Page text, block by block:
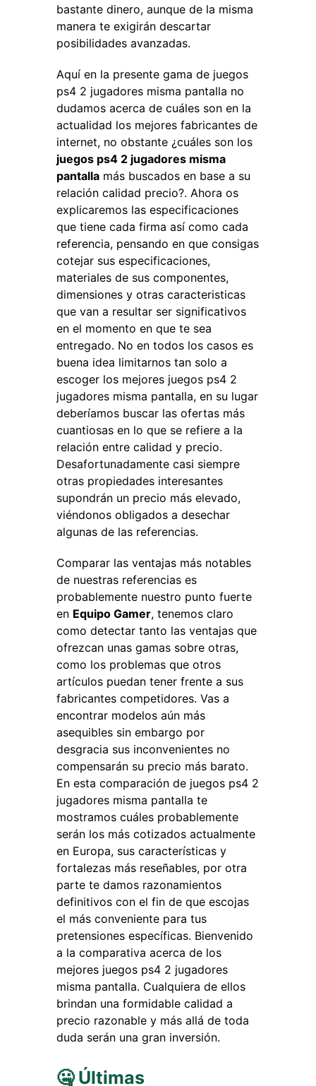
bastante dinero, aunque de la misma
manera te exigirán descartar
posibilidades avanzadas.
Aquí en la presente gama de juegos
ps4 2 jugadores misma pantalla no
dudamos acerca de cuáles son en la
actualidad los mejores fabricantes de
internet, no obstante ¿cuáles son los
juegos ps4 2 jugadores misma
pantalla más buscados en base a su
relación calidad precio?. Ahora os
explicaremos las especificaciones
que tiene cada firma así como cada
referencia, pensando en que consigas
cotejar sus especificaciones,
materiales de sus componentes,
dimensiones y otras caracteristicas
que van a resultar ser significativos
en el momento en que te sea
entregado. No en todos los casos es
buena idea limitarnos tan solo a
escoger los mejores juegos ps4 2
jugadores misma pantalla, en su lugar
deberíamos buscar las ofertas más
cuantiosas en lo que se refiere a la
relación entre calidad y precio.
Desafortunadamente casi siempre
otras propiedades interesantes
supondrán un precio más elevado,
viéndonos obligados a desechar
algunas de las referencias.
Comparar las ventajas más notables
de nuestras referencias es
probablemente nuestro punto fuerte
en Equipo Gamer, tenemos claro
como detectar tanto las ventajas que
ofrezcan unas gamas sobre otras,
como los problemas que otros
artículos puedan tener frente a sus
fabricantes competidores. Vas a
encontrar modelos aún más
asequibles sin embargo por
desgracia sus inconvenientes no
compensarán su precio más barato.
En esta comparación de juegos ps4 2
jugadores misma pantalla te
mostramos cuáles probablemente
serán los más cotizados actualmente
en Europa, sus características y
fortalezas más reseñables, por otra
parte te damos razonamientos
definitivos con el fin de que escojas
el más conveniente para tus
pretensiones específicas. Bienvenido
a la comparativa acerca de los
mejores juegos ps4 2 jugadores
misma pantalla. Cualquiera de ellos
brindan una formidable calidad a
precio razonable y más allá de toda
duda serán una gran inversión.
🤐 Últimas